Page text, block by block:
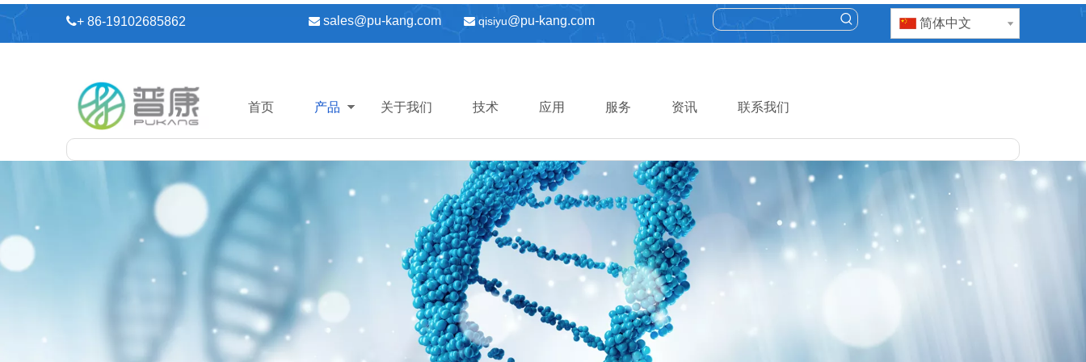
+ 86-19102685862  sales@pu-kang.com  qisiyu@pu-kang.com 简体中文
首页 产品 关于我们 技术 应用 服务 资讯 联系我们